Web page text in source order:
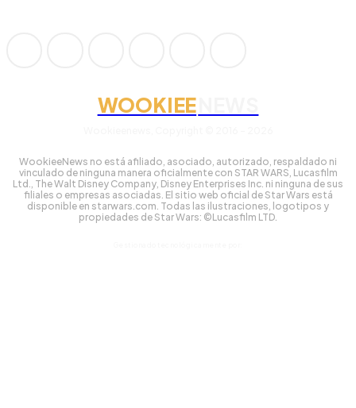
WOOKIEE
WookieeNews no está afiliado, asociado, autorizado, respaldado ni
vinculado de ninguna manera oficialmente con STAR WARS, Lucasfilm
Ltd., The Walt Disney Company, Disney Enterprises Inc. ni ninguna de sus
filiales o empresas asociadas. El sitio web oficial de Star Wars está
disponible en starwars.com. Todas las ilustraciones, logotipos y
propiedades de Star Wars: ©Lucasfilm LTD.